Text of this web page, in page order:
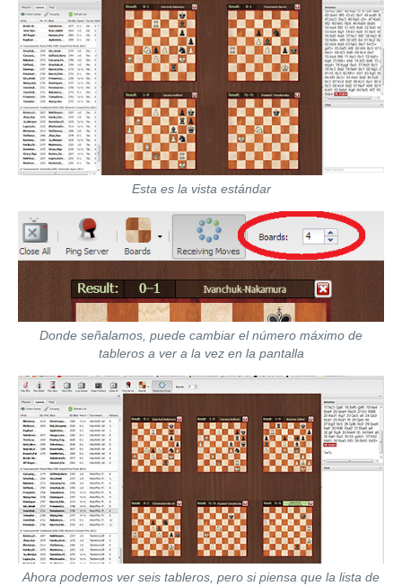
Esta es la vista estándar
Donde señalamos, puede cambiar el número máximo de
tableros a ver a la vez en la pantalla
Ahora podemos ver seis tableros, pero si piensa que la lista de